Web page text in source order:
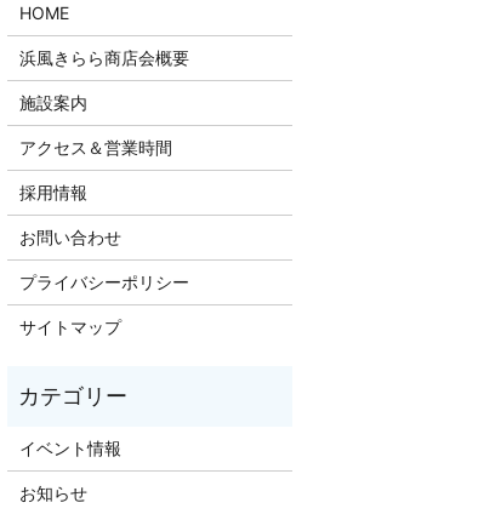
HOME
浜風きらら商店会概要
施設案内
アクセス＆営業時間
採用情報
お問い合わせ
プライバシーポリシー
サイトマップ
イベント情報
お知らせ